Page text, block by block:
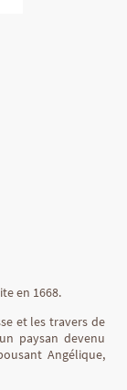
en 1668.
et les travers de
paysan devenu
Angélique,